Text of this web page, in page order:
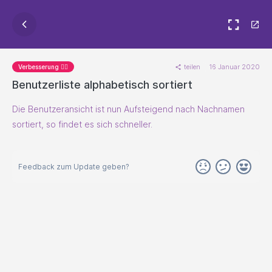
Verbesserung 🐱‍🏍 teilen 16 Januar 2020
Benutzerliste alphabetisch sortiert
Die Benutzeransicht ist nun Aufsteigend nach Nachnamen
sortiert, so findet es sich schneller.
Feedback zum Update geben?